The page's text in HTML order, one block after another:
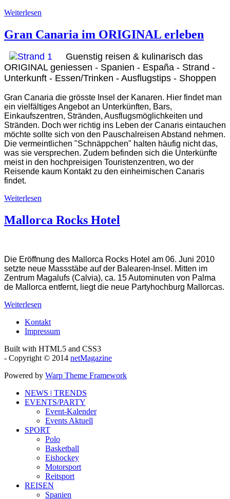
Weiterlesen
Gran Canaria im ORIGINAL erleben
Guenstig reisen & kulinarisch das
ORIGINAL geniessen - Spanien - España - Strand -
Unterkunft - Essen/Trinken - Ausflugstips - Shoppen
Gran Canaria die grösste Insel der Kanaren. Hier findet man
ein vielfältiges Angebot an Unterkünften, Bars,
Einkaufszentren, Stränden, Ausflugsmöglichkeiten und
Stränden. Doch wer richtig ins Leben der Canaris eintauchen
möchte sollte sich von den Pauschalreisen Abstand nehmen.
Die vermeintlichen "Schnäppchen" halten häufig nicht das,
was sie versprechen. Zudem befinden sich die Unterkünfte
meist in den hochpreisigen Touristenzentren, wo der
Reisende kaum Kontakt zu den einheimischen Canaris
findet.
Weiterlesen
Mallorca Rocks Hotel
Die Eröffnung des Mallorca Rocks Hotel am 06. Juni 2010
setzte neue Massstäbe auf der Balearen-Insel. Mitten im
Zentrum Magalufs (Calvia), ca. 15 Autominuten von Palma
de Mallorca entfernt, liegt die neue Partyhochburg Mallorcas.
Weiterlesen
Kontakt
Impressum
Built with HTML5 and CSS3
- Copyright © 2014 netMagazine
Powered by Warp Theme Framework
NEWS | TRENDS
EVENTS/PARTY
Event-Kalender
Events Aktuell
SPORT
Polo
Basketball
Eishockey
Motorsport
Reitsport
REISEN
Spanien